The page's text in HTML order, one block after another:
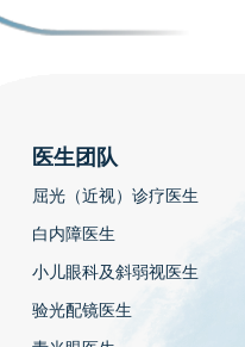
医生团队
屈光（近视）诊疗医生
白内障医生
小儿眼科及斜弱视医生
验光配镜医生